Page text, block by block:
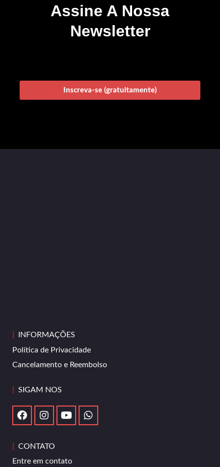
Assine A Nossa
Newsletter
Inscreva-se (gratuitamente)
INFORMAÇÕES
Política de Privacidade
Cancelamento e Reembolso
SIGAM NOS
CONTATO
Entre em contato